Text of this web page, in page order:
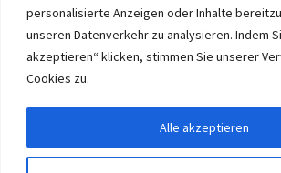
personalisierte Anzeigen oder Inhalte
unseren Datenverkehr zu analysieren. Indem
akzeptieren“ klicken, stimmen Sie unserer
Cookies zu.
Alle akzeptieren
© 2026 Eruon Trade UG, Germany,